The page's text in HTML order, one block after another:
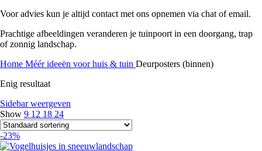
Voor advies kun je altijd contact met ons opnemen via chat of email.
Prachtige afbeeldingen veranderen je tuinpoort in een doorgang, trap
of zonnig landschap.
Home Méér ideeën voor huis & tuin Deurposters (binnen)
Enig resultaat
Sidebar weergeven
Show 9 12 18 24
-23%